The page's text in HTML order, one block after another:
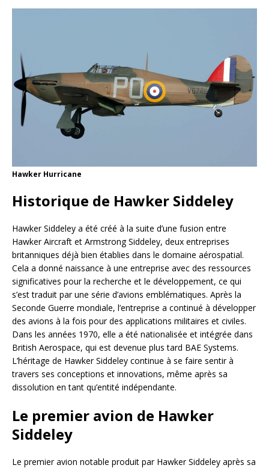
Hawker Hurricane
Historique de Hawker Siddeley
Hawker Siddeley a été créé à la suite d’une fusion entre
Hawker Aircraft et Armstrong Siddeley, deux entreprises
britanniques déjà bien établies dans le domaine aérospatial.
Cela a donné naissance à une entreprise avec des ressources
significatives pour la recherche et le développement, ce qui
s’est traduit par une série d’avions emblématiques. Après la
Seconde Guerre mondiale, l’entreprise a continué à développer
des avions à la fois pour des applications militaires et civiles.
Dans les années 1970, elle a été nationalisée et intégrée dans
British Aerospace, qui est devenue plus tard BAE Systems.
L’héritage de Hawker Siddeley continue à se faire sentir à
travers ses conceptions et innovations, même après sa
dissolution en tant qu’entité indépendante.
Le premier avion de Hawker
Siddeley
Le premier avion notable produit par Hawker Siddeley après sa